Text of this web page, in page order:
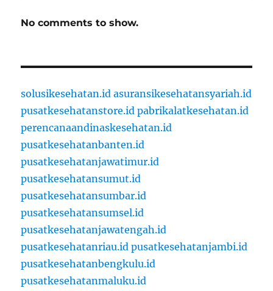
No comments to show.
solusikesehatan.id asuransikesehatansyariah.id
pusatkesehatanstore.id pabrikalatkesehatan.id
perencanaandinaskesehatan.id
pusatkesehatanbanten.id
pusatkesehatanjawatimur.id
pusatkesehatansumut.id
pusatkesehatansumbar.id
pusatkesehatansumsel.id
pusatkesehatanjawatengah.id
pusatkesehatanriau.id pusatkesehatanjambi.id
pusatkesehatanbengkulu.id
pusatkesehatanmaluku.id